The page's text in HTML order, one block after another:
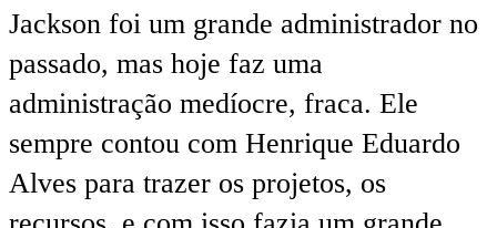
Jackson foi um grande administrador no
passado, mas hoje faz uma
administração medíocre, fraca. Ele
sempre contou com Henrique Eduardo
Alves para trazer os projetos, os